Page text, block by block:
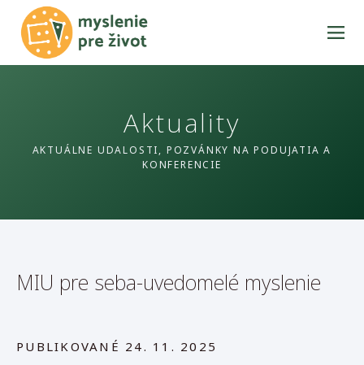
Aktuality
AKTUÁLNE UDALOSTI, POZVÁNKY NA PODUJATIA A
KONFERENCIE
MIU pre seba-uvedomelé myslenie
PUBLIKOVANÉ 24. 11. 2025